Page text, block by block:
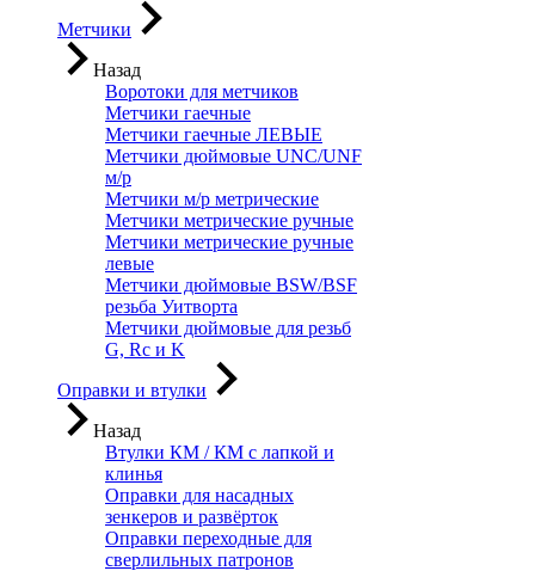
Метчики
Назад
Воротоки для метчиков
Метчики гаечные
Метчики гаечные ЛЕВЫЕ
Метчики дюймовые UNC/UNF
м/р
Метчики м/р метрические
Метчики метрические ручные
Метчики метрические ручные
левые
Метчики дюймовые BSW/BSF
резьба Уитворта
Метчики дюймовые для резьб
G, Rc и K
Оправки и втулки
Назад
Втулки КМ / КМ с лапкой и
клинья
Оправки для насадных
зенкеров и развёрток
Оправки переходные для
сверлильных патронов